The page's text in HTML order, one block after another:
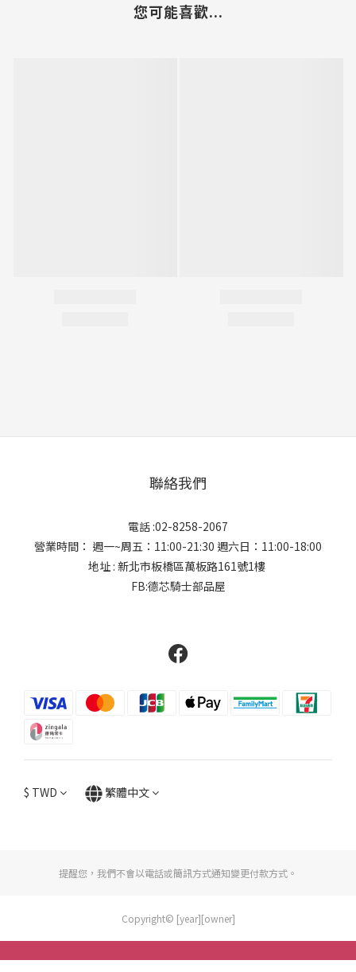
您可能喜歡...
聯絡我們
電話 :02-8258-2067
營業時間： 週一~周五：11:00-21:30 週六日：11:00-18:00
地址 : 新北市板橋區萬板路161號1樓
FB:德芯騎士部品屋
$ TWD 繁體中文
提醒您，我們不會以電話或簡訊方式通知變更付款方式。
Copyright© [year][owner]